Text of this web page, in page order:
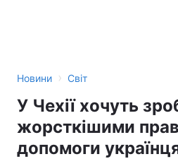
Новини › Світ
У Чехії хочуть
жорсткішими
допомоги